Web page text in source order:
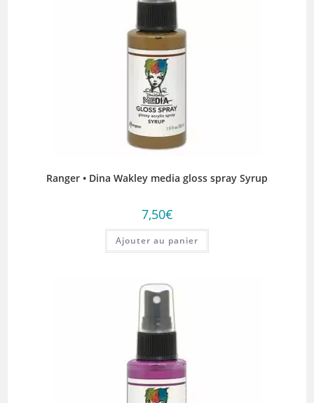
Ranger • Dina Wakley media gloss spray Syrup
7,50€
Ajouter au panier